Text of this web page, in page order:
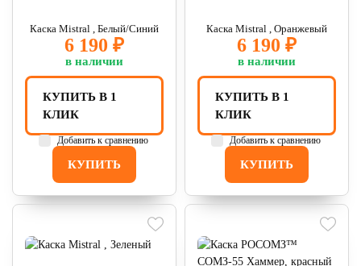
Каска Mistral , Белый/Синий
6 190 ₽
в наличии
КУПИТЬ
КУПИТЬ В 1
КЛИК
Добавить к сравнению
Каска Mistral , Оранжевый
6 190 ₽
в наличии
КУПИТЬ
КУПИТЬ В 1
КЛИК
Добавить к сравнению